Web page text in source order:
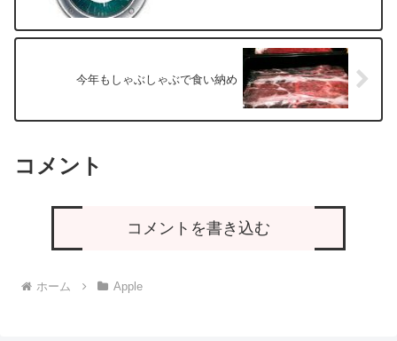
今年もしゃぶしゃぶで食い納め
コメント
コメントを書き込む
ホーム Apple